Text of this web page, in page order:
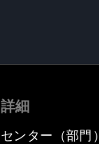
詳細
センター（部門）